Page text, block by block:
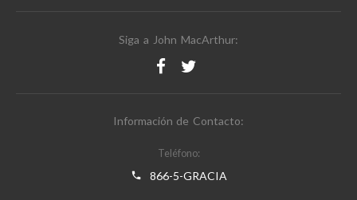
Siga a John MacArthur:
Información de Contacto:
Teléfono:
866-5-GRACIA